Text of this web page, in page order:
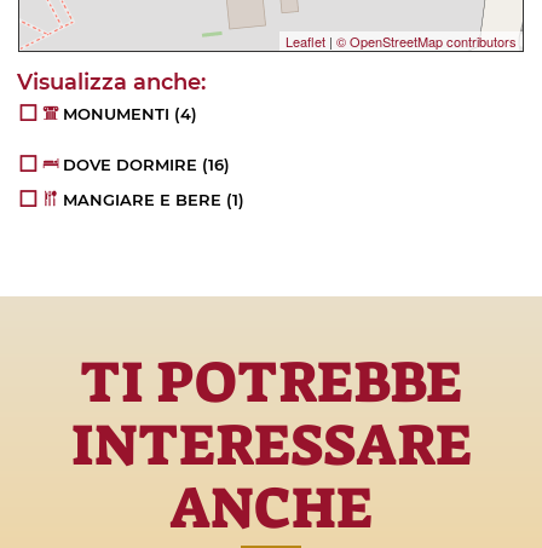
Leaflet | © OpenStreetMap contributors
MONUMENTI (4)
DOVE DORMIRE (16)
MANGIARE E BERE (1)
TI POTREBBE
INTERESSARE
ANCHE